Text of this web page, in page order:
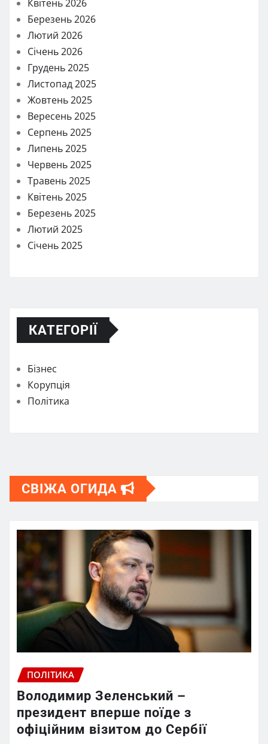
Квітень 2026
Березень 2026
Лютий 2026
Січень 2026
Грудень 2025
Листопад 2025
Жовтень 2025
Вересень 2025
Серпень 2025
Липень 2025
Червень 2025
Травень 2025
Квітень 2025
Березень 2025
Лютий 2025
Січень 2025
КАТЕГОРІЇ
Бізнес
Корупція
Політика
СВІЖА ОГИДА
ПОЛІТИКА
Володимир Зеленський –
президент вперше поїде з
офіційним візитом до Сербії